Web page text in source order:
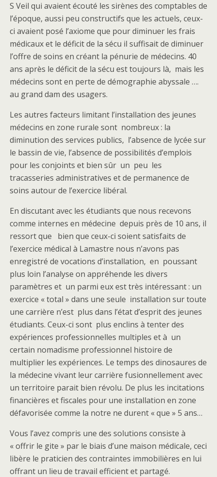
S Veil qui avaient écouté les sirènes des comptables de
l’époque, aussi peu constructifs que les actuels, ceux-
ci avaient posé l’axiome que pour diminuer les frais
médicaux et le déficit de la sécu il suffisait de diminuer
l’offre de soins en créant la pénurie de médecins. 40
ans après le déficit de la sécu est toujours là, mais les
médecins sont en perte de démographie abyssale ….
au grand dam des usagers.
Les autres facteurs limitant l’installation des jeunes
médecins en zone rurale sont nombreux : la
diminution des services publics, l’absence de lycée sur
le bassin de vie, l’absence de possibilités d’emplois
pour les conjoints et bien sûr un peu les
tracasseries administratives et de permanence de
soins autour de l’exercice libéral.
En discutant avec les étudiants que nous recevons
comme internes en médecine depuis près de 10 ans, il
ressort que bien que ceux-ci soient satisfaits de
l’exercice médical à Lamastre nous n’avons pas
enregistré de vocations d’installation, en poussant
plus loin l’analyse on appréhende les divers
paramètres et un parmi eux est très intéressant : un
exercice « total » dans une seule installation sur toute
une carrière n’est plus dans l’état d’esprit des jeunes
étudiants. Ceux-ci sont plus enclins à tenter des
expériences professionnelles multiples et à un
certain nomadisme professionnel histoire de
multiplier les expériences. Le temps des dinosaures de
la médecine vivant leur carrière fusionnellement avec
un territoire parait bien révolu. De plus les incitations
financières et fiscales pour une installation en zone
défavorisée comme la notre ne durent « que » 5 ans…
Vous l’avez compris une des solutions consiste à
« offrir le gite » par le biais d’une maison médicale, ceci
libère le praticien des contraintes immobilières en lui
offrant un lieu de travail efficient et partagé.